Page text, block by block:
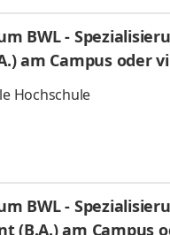
BWL -
am Campus oder
Hochschule
BWL -
(B.A.) am Campus